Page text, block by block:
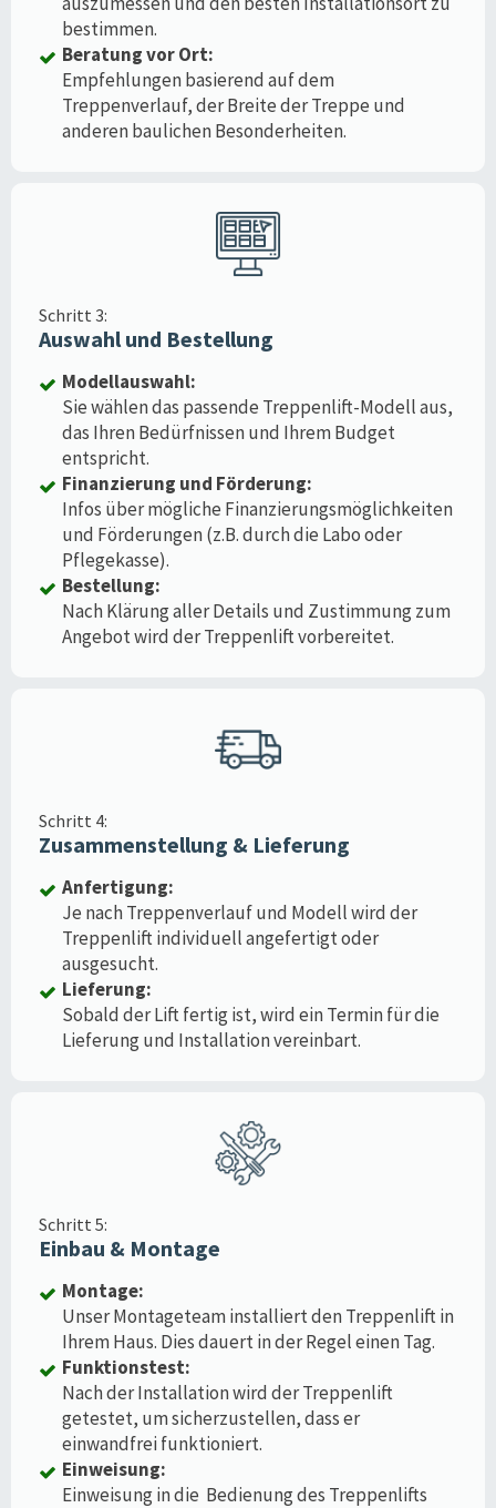
bestimmen.
Beratung vor Ort:
Empfehlungen basierend auf dem
Treppenverlauf, der Breite der Treppe und
anderen baulichen Besonderheiten.
Schritt 3:
Auswahl und Bestellung
Modellauswahl:
Sie wählen das passende Treppenlift-Modell aus,
das Ihren Bedürfnissen und Ihrem Budget
entspricht.
Finanzierung und Förderung:
Infos über mögliche Finanzierungsmöglichkeiten
und Förderungen (z.B. durch die Labo oder
Pflegekasse).
Bestellung:
Nach Klärung aller Details und Zustimmung zum
Angebot wird der Treppenlift vorbereitet.
Schritt 4:
Zusammenstellung & Lieferung
Anfertigung:
Je nach Treppenverlauf und Modell wird der
Treppenlift individuell angefertigt oder
ausgesucht.
Lieferung:
Sobald der Lift fertig ist, wird ein Termin für die
Lieferung und Installation vereinbart.
Schritt 5:
Einbau & Montage
Montage:
Unser Montageteam installiert den Treppenlift in
Ihrem Haus. Dies dauert in der Regel einen Tag.
Funktionstest:
Nach der Installation wird der Treppenlift
getestet, um sicherzustellen, dass er
einwandfrei funktioniert.
Einweisung:
Einweisung in die Bedienung des Treppenlifts